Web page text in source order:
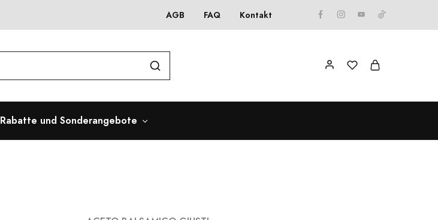
AGB FAQ Kontakt
Rabatte und Sonderangebote